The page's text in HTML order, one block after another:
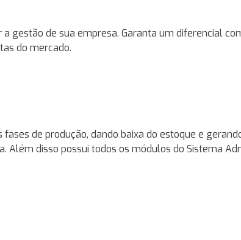
gestão de sua empresa. Garanta um diferencial
do mercado.
de produção, dando baixa do estoque e
Além disso possui todos os módulos do Sistema